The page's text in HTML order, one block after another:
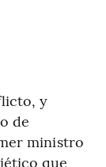
y
de
ministro
que